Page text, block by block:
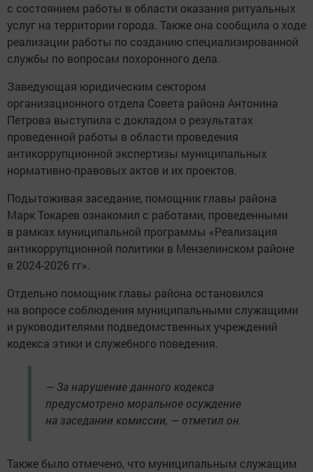
с состоянием работы в области оказания ритуальных
услуг на территории города. Также она сообщила о ходе
реализации работы по созданию специализированной
службы по вопросам похоронного дела.
Заведующая юридическим сектором
организационного отдела Совета района Антонина
Петрова выступила с докладом о результатах
проведенной работы в области проведения
антикоррупционной экспертизы муниципальных
нормативно-правовых актов и их проектов.
Подытоживая заседание, помощник главы района
Марк Токарев ознакомил с работами, проведенными
в рамках муниципальной программы «Реализация
антикоррупционной политики в Мензелинском районе
в 2024-2026 гг».
Отдельно помощник главы района остановился
на вопросе соблюдения муниципальными служащими
и руководителями подведомственных учреждений
кодекса этики и служебного поведения.
— За нарушение данного кодекса
предусмотрено моральное осуждение
на заседании комиссии, — отметил он.
Также было отмечено, что муниципальным служащим